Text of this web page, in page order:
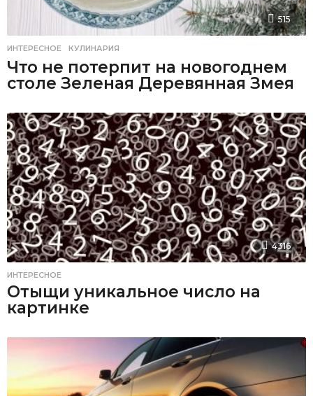
515
ИНТЕРЕСНОЕ ,КУЛИНАРИЯ
Что не потерпит на новогоднем
столе Зеленая Деревянная Змея
4316
ИНТЕРЕСНОЕ
Отыщи уникальное число на
картинке